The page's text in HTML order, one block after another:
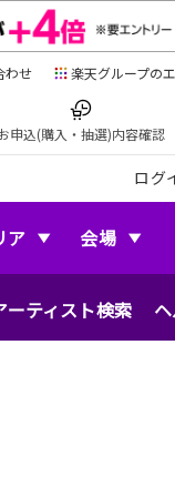
わせ 楽天グループの
本/ゲー
楽天ブック
電子書籍
楽天Kobo
音楽配信
申込(購入・抽選)内容確認
ログ
ア 会場
ーティスト検索